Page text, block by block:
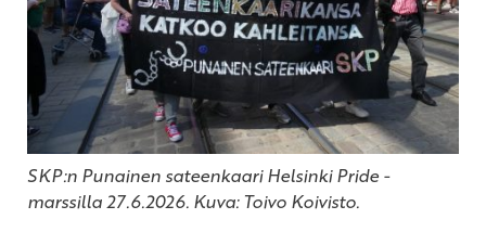
SKP:n Punainen sateenkaari Helsinki Pride -
marssilla 27.6.2026. Kuva: Toivo Koivisto.